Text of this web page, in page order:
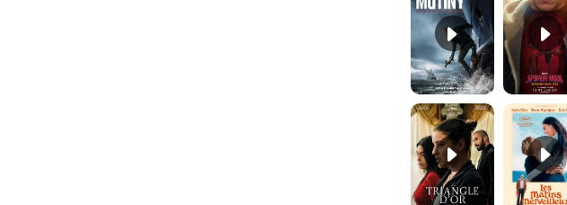
Le Triangle d'or Bande-annonce VF